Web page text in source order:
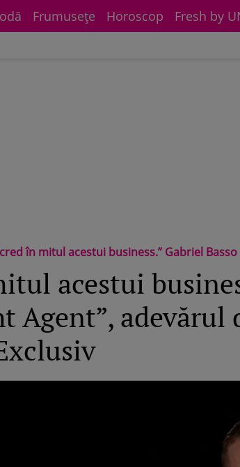
Frumuseţe Horoscop Fresh by
în mitul acestui business.” Gabriel Basso din „The
acestui
Agent”,